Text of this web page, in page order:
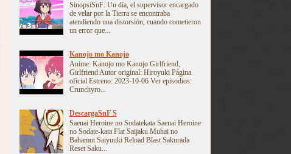
SinopsiSnF: Un día, el supervisor encargado
de velar por la Tierra se encontraba
atendiendo una distorsión, cuando cometieron
un error que...
Kanojo mo Kanojo
Anime: Kanojo mo Kanojo Girlfriend,
Girlfriend Autor original: Hiroyuki Página
oficial Estreno: 2023-10-06 Ver episodios:
Crunchyro...
DescargaSnF S
Saenai Heroine no Sodatekata Saenai Heroine
no Sodate-kata Flat Saijaku Muhai no
Bahamut Saiyuuki Reload Blast Sakurada
Reset Saku...